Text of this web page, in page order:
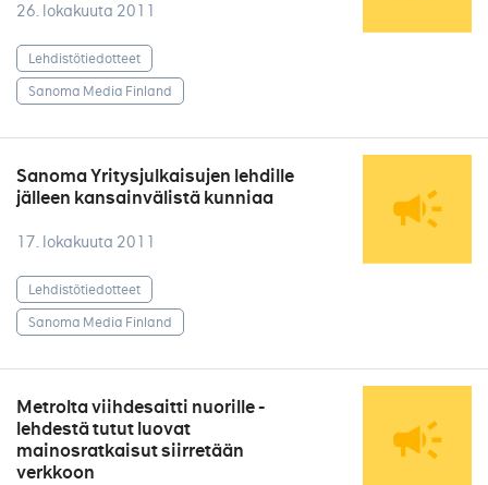
26. lokakuuta 2011
Lehdistötiedotteet
Sanoma Media Finland
Sanoma Yritysjulkaisujen lehdille
jälleen kansainvälistä kunniaa
17. lokakuuta 2011
Lehdistötiedotteet
Sanoma Media Finland
Metrolta viihdesaitti nuorille -
lehdestä tutut luovat
mainosratkaisut siirretään
verkkoon